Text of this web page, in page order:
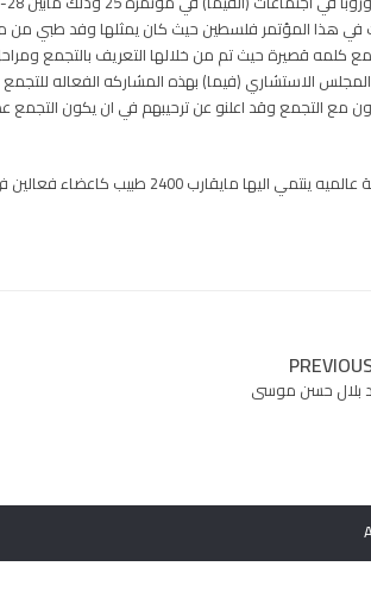
في هذا المؤتمر فلسطين حيث كان يمثلها وفد طبي من
كلمه قصيرة حيث تم من خلالها التعريف بالتجمع
الاستشاري (فيما) بهذه المشاركه الفعاله
مع التجمع وقد اعلنو عن ترحيبهم في ان يكون التجمع
بالاضافة الى العديد من الدول التي تمتلك كل منها عضويه ودور في المؤسسة
د بلال حسن موسى